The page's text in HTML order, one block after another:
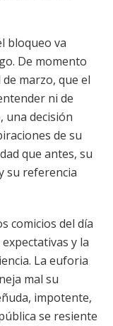
bloqueo va
De momento
marzo, que el
ni de
una decisión
de su
que antes, su
su referencia
comicios del día
y la
La euforia
mal su
impotente,
se resiente